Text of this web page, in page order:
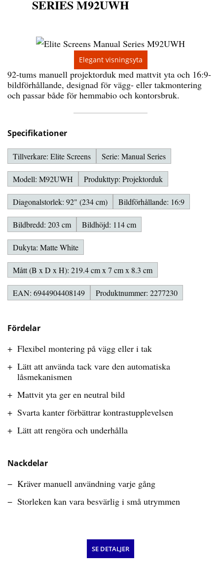
Elegant visningsyta
SERIES M92UWH
92-tums manuell projektorduk med mattvit yta och 16:9-
bildförhållande, designad för vägg- eller takmontering
och passar både för hemmabio och kontorsbruk.
Fördelar
Flexibel montering på vägg eller i tak
Lätt att använda tack vare den automatiska
låsmekanismen
Mattvit yta ger en neutral bild
Svarta kanter förbättrar kontrastupplevelsen
Lätt att rengöra och underhålla
Nackdelar
Kräver manuell användning varje gång
Storleken kan vara besvärlig i små utrymmen
Specifikationer
Tillverkare: Elite Screens Serie: Manual Series
Modell: M92UWH Produkttyp: Projektorduk
Diagonalstorlek: 92" (234 cm) Bildförhållande: 16:9
Bildbredd: 203 cm Bildhöjd: 114 cm
Dukyta: Matte White
Mått (B x D x H): 219.4 cm x 7 cm x 8.3 cm
EAN: 6944904408149 Produktnummer: 2277230
SE DETALJER